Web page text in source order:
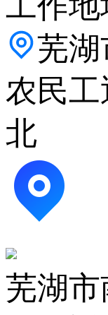
芜湖
农民
北
芜湖